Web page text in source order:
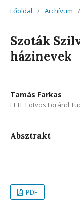
Főoldal / Archívum /
Szoták
házinevek
Tamás Farkas
ELTE Eötvös Loránd
Absztrakt
-
PDF